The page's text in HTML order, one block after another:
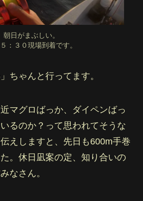
朝日がまぶしい。
：３０現場到着です。
ちゃんと行ってます。
マグロばっか、ダイペンばっ
るのか？って思われてそうな
えしますと、先日も600m手巻
。休日凪案の定、知り合いの
なさん。